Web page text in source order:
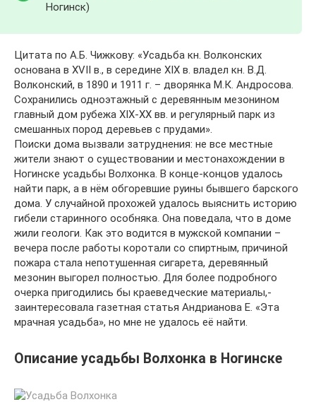
Ногинск)
Цитата по А.Б. Чижкову: «Усадьба кн. Волконских
основана в XVII в., в середине XIX в. владел кн. В.Д.
Волконский, в 1890 и 1911 г. – дворянка М.К. Андросова.
Сохранились одноэтажный с деревянным мезонином
главный дом рубежа XIX-XX вв. и регулярный парк из
смешанных пород деревьев с прудами».
Поиски дома вызвали затруднения: не все местные
жители знают о существовании и местонахождении в
Ногинске усадьбы Волхонка. В конце-концов удалось
найти парк, а в нём обгоревшие руины бывшего барского
дома. У случайной прохожей удалось выяснить историю
гибели старинного особняка. Она поведала, что в доме
жили геологи. Как это водится в мужской компании –
вечера после работы коротали со спиртным, причиной
пожара стала непотушенная сигарета, деревянный
мезонин выгорел полностью. Для более подробного
очерка пригодились бы краеведческие материалы,-
заинтересовала газетная статья Андрианова Е. «Эта
мрачная усадьба», но мне не удалось её найти.
Описание усадьбы Волхонка в Ногинске